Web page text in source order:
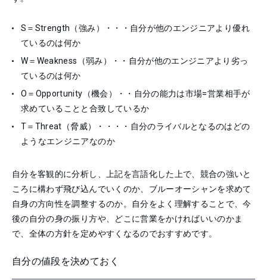
S＝Strength（強み）・・・自分が他のエンジニアより優れ
ているのは何か
W＝Weakness（弱み）・・自分が他のエンジニアより劣っ
ているのは何か
O＝Opportunity（機会）・・自分の能力は市場=営業相手が
求めていることと合致しているか
T＝Threat（脅威）・・・・自分のライバルとなるのはどの
ようなエンジニアなのか
自分を客観的に分析し、上記を言語化した上で、競合の強いと
ころに構わず飛び込んでいくのか、ブルーオーシャンを求めて
自身の方向性を調整するのか。自分をよく理解することで、今
後の自分の身の振り方や、どこに営業をかければいいのかま
で、全体の方針を定めやすくなるのでおすすめです。
自分の値段を決めておく